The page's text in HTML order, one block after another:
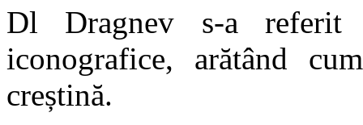
Dl Dragnev s-a
iconografice, arătând
creștină.